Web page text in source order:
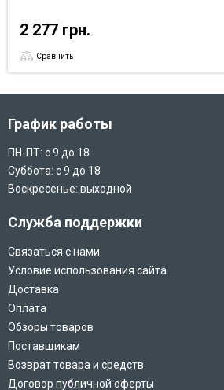
2 277 грн.
Сравнить
График работы
ПН-ПТ: с 9 до 18
Суббота: с 9 до 18
Воскресенье: выходной
Служба поддержки
Связаться с нами
Условие использования сайта
Доставка
Оплата
Обзоры товаров
Поставщикам
Возврат товара и средств
Договор публичной оферты